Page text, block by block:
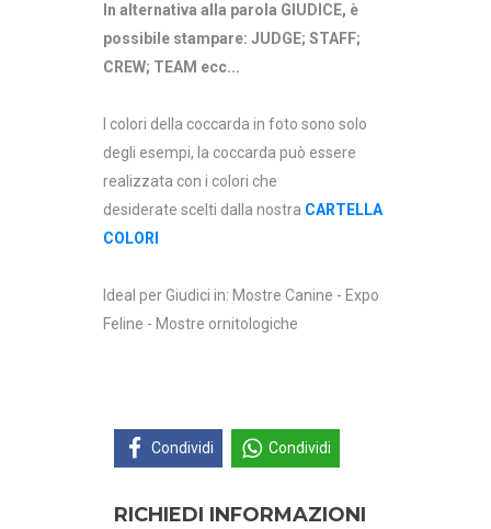
In alternativa alla parola GIUDICE, è
possibile stampare: JUDGE; STAFF;
CREW; TEAM ecc...
I colori della coccarda in foto sono solo
degli esempi, la coccarda può essere
realizzata con i colori che
desiderate scelti dalla nostra CARTELLA
COLORI
Ideal per Giudici in: Mostre Canine - Expo
Feline - Mostre ornitologiche
Condividi Condividi
RICHIEDI INFORMAZIONI